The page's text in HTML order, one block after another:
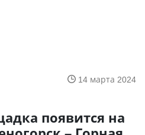
14 марта 2024
появится на